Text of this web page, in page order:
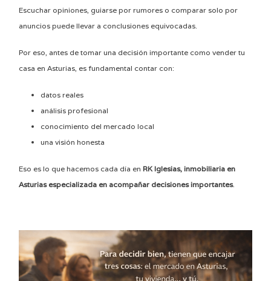
Escuchar opiniones, guiarse por rumores o comparar solo por
anuncios puede llevar a conclusiones equivocadas.
Por eso, antes de tomar una decisión importante como vender tu
casa en Asturias, es fundamental contar con:
datos reales
análisis profesional
conocimiento del mercado local
una visión honesta
Eso es lo que hacemos cada día en RK Iglesias, inmobiliaria en
Asturias especializada en acompañar decisiones importantes.